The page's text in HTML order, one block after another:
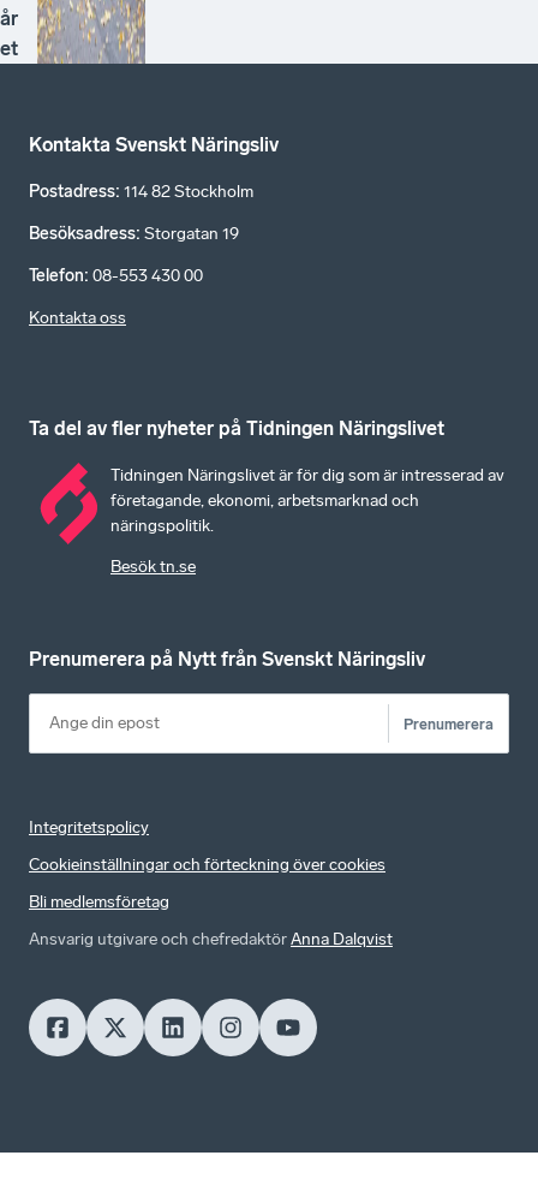
år
et
Kontakta Svenskt Näringsliv
Postadress: 114 82 Stockholm
Besöksadress: Storgatan 19
Telefon: 08-553 430 00
Kontakta oss
Ta del av fler nyheter på Tidningen Näringslivet
Tidningen Näringslivet är för dig som är intresserad av
företagande, ekonomi, arbetsmarknad och
näringspolitik.
Besök tn.se
Prenumerera på Nytt från Svenskt Näringsliv
Prenumerera
Integritetspolicy
Cookieinställningar och förteckning över cookies
Bli medlemsföretag
Ansvarig utgivare och chefredaktörAnna Dalqvist